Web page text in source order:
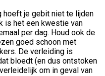
je gebit niet te lijden
is het een kwestie van
per dag. Houd ook de
goed schoon met
De verleiding is
bloedt (en dus ontstoken
om in geval van